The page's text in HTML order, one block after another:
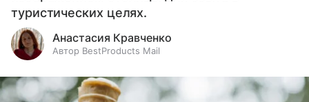
туристических целях.
Анастасия Кравченко
Автор BestProducts Mail